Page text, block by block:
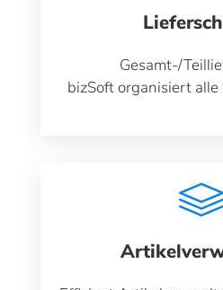
Gesamt-/
bizSoft organisiert